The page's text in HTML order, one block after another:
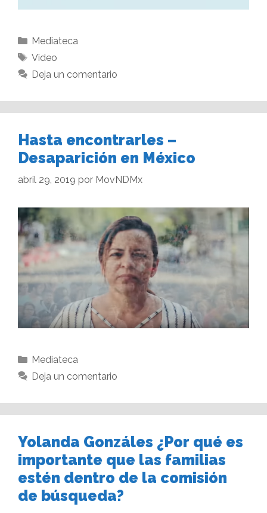
Mediateca
Video
Deja un comentario
Hasta encontrarles –
Desaparición en México
abril 29, 2019 por MovNDMx
Mediateca
Deja un comentario
Yolanda Gonzáles ¿Por qué es
importante que las familias
estén dentro de la comisión
de búsqueda?